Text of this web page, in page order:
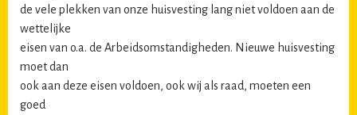
de vele plekken van onze huisvesting lang niet voldoen aan de
wettelijke
eisen van o.a. de Arbeidsomstandigheden. Nieuwe huisvesting
moet dan
ook aan deze eisen voldoen, ook wij als raad, moeten een
goed